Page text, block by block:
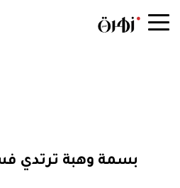
بسمة وهبة ترتدي